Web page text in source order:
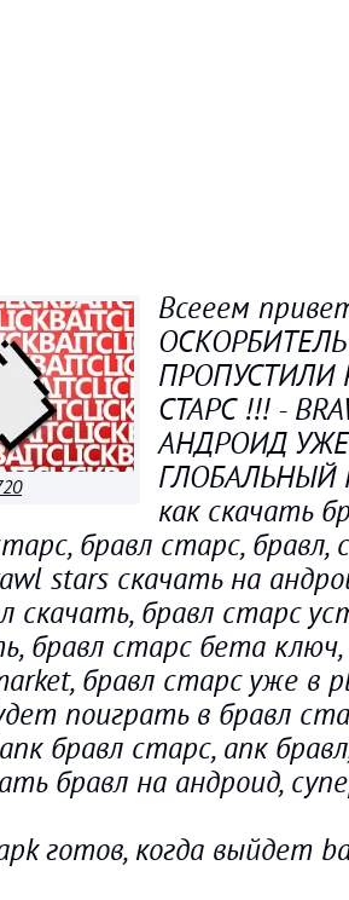
Всееем
ОСКОРБИТЕЛЬ
ПРОПУСТИЛИ
СТАРС !!! -
АНДРОИД
ГЛОБАЛЬНЫЙ
как скачать
бравл старс, бравл,
stars скачать на
скачать, бравл старс
бравл старс бета
бравл старс уже в
поиграть в бравл
бравл старс, апк
бравл на андроид,
готов, когда выйдет